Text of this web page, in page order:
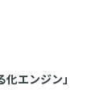
エンジン」